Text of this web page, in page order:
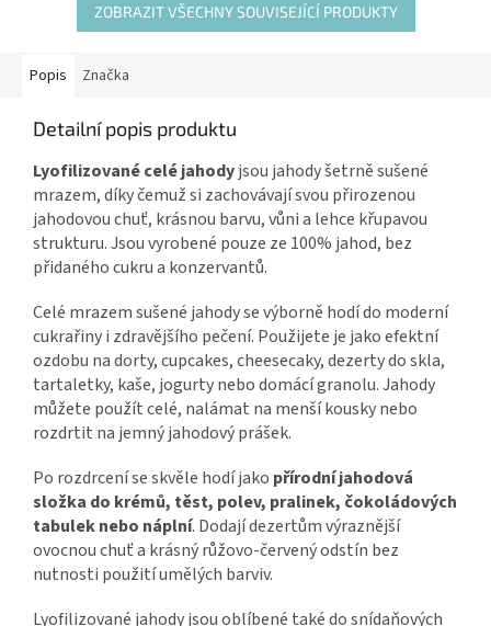
ZOBRAZIT VŠECHNY SOUVISEJÍCÍ PRODUKTY
Popis Značka
Detailní popis produktu
Lyofilizované celé jahodyjsou jahody šetrně sušené
mrazem, díky čemuž si zachovávají svou přirozenou
jahodovou chuť, krásnou barvu, vůni a lehce křupavou
strukturu. Jsou vyrobené pouze ze 100% jahod, bez
přidaného cukru a konzervantů.
Celé mrazem sušené jahody se výborně hodí do moderní
cukrařiny i zdravějšího pečení. Použijete je jako efektní
ozdobu na dorty, cupcakes, cheesecaky, dezerty do skla,
tartaletky, kaše, jogurty nebo domácí granolu. Jahody
můžete použít celé, nalámat na menší kousky nebo
rozdrtit na jemný jahodový prášek.
Po rozdrcení se skvěle hodí jako přírodní jahodová
složka do krémů, těst, polev, pralinek, čokoládových
tabulek nebo náplní. Dodají dezertům výraznější
ovocnou chuť a krásný růžovo-červený odstín bez
nutnosti použití umělých barviv.
Lyofilizované jahody jsou oblíbené také do snídaňových